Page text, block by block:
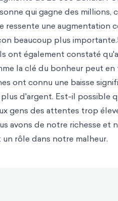
qui gagne des
ressente une augmentation
beaucoup plus
ont également constaté
la clé du bonheur peut
ont connu une baisse
d'argent. Est-il possible
gens des attentes trop
avons de notre richesse
rôle dans notre malheur.